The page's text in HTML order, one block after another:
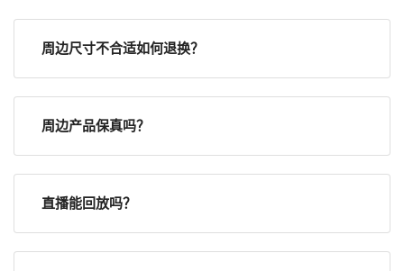
周边尺寸不合适如何退换？
周边产品保真吗？
直播能回放吗？